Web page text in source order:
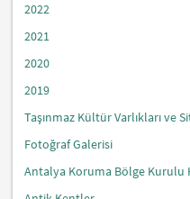
2022
2021
2020
2019
Taşınmaz Kültür Varlıkları ve
Fotoğraf Galerisi
Antalya Koruma Bölge Kurulu